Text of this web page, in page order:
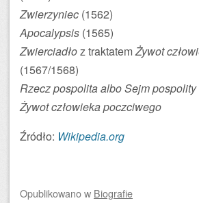
Zwierzyniec (1562)
Apocalypsis (1565)
Zwierciadłoz traktatemŻywot
(1567/1568)
Rzecz pospolita albo Sejm pospolity
Żywot człowieka poczciwego
Źródło: Wikipedia.org
Opublikowanow Biografie